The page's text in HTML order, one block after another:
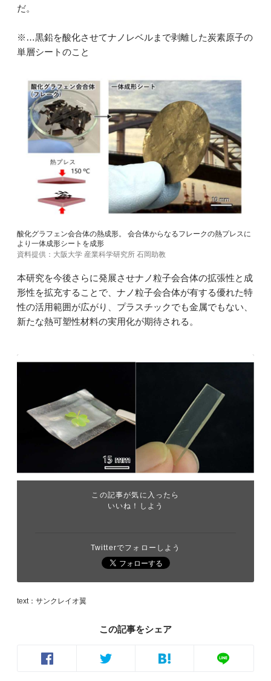
だ。
※…黒鉛を酸化させてナノレベルまで剥離した炭素原子の
単層シートのこと
酸化グラフェン会合体の熱成形。 会合体からなるフレークの熱プレスに
より一体成形シートを成形
資料提供：大阪大学 産業科学研究所 石岡助教
本研究を今後さらに発展させナノ粒子会合体の拡張性と成
形性を拡充することで、ナノ粒子会合体が有する優れた特
性の活用範囲が広がり、プラスチックでも金属でもない、
新たな熱可塑性材料の実用化が期待される。
この記事が気に入ったら
いいね！しよう
Twitterでフォローしよう
text：サンクレイオ翼
この記事をシェア